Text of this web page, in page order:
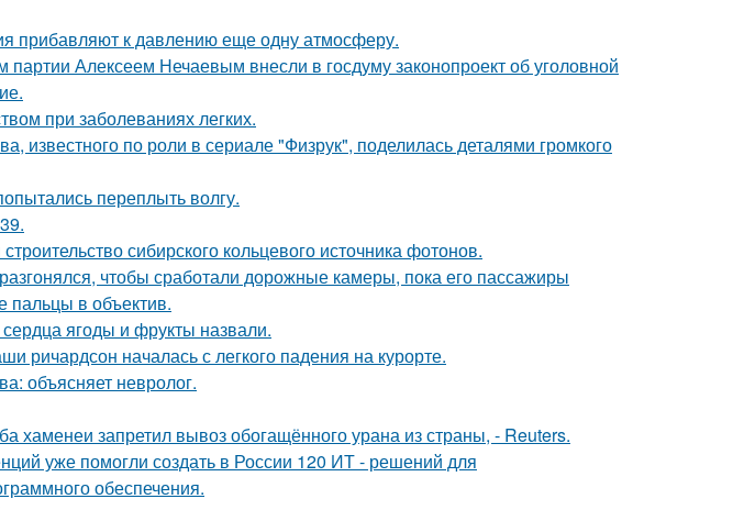
прибавляют к давлению еще одну атмосферу.
Алексеем Нечаевым внесли в госдуму законопроект об уголовной
при заболеваниях легких.
известного по роли в сериале "Физрук", поделилась деталями громкого
переплыть волгу.
сибирского кольцевого источника фотонов.
чтобы сработали дорожные камеры, пока его пассажиры
пальцы в объектив.
ягоды и фрукты назвали.
ричардсон началась с легкого падения на курорте.
объясняет невролог.
хаменеи запретил вывоз обогащённого урана из страны, - Reuters.
уже помогли создать в России 120 ИТ - решений для
обеспечения.